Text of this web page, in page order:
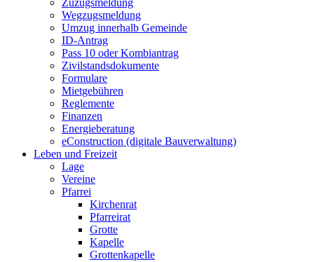
Wegzugsmeldung
Umzug innerhalb Gemeinde
ID-Antrag
Pass 10 oder Kombiantrag
Zivilstandsdokumente
Formulare
Mietgebühren
Reglemente
Finanzen
Energieberatung
eConstruction (digitale Bauverwaltung)
Leben und Freizeit
Lage
Vereine
Pfarrei
Kirchenrat
Pfarreirat
Grotte
Kapelle
Grottenkapelle